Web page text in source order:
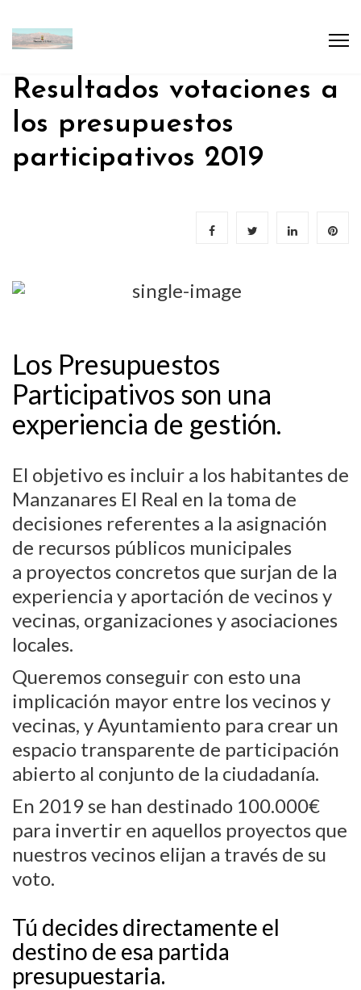
Resultados votaciones a
los presupuestos
participativos 2019
Los Presupuestos
Participativos son una
experiencia de gestión.
El objetivo es incluir a los habitantes de
Manzanares El Real en la toma de
decisiones referentes a la asignación
de recursos públicos municipales
a proyectos concretos que surjan de la
experiencia y aportación de vecinos y
vecinas, organizaciones y asociaciones
locales.
Queremos conseguir con esto una
implicación mayor entre los vecinos y
vecinas, y Ayuntamiento para crear un
espacio transparente de participación
abierto al conjunto de la ciudadanía.
En 2019 se han destinado 100.000€
para invertir en aquellos proyectos que
nuestros vecinos elijan a través de su
voto.
Tú decides directamente el
destino de esa partida
presupuestaria.